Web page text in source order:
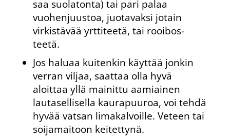
saa suolatonta) tai pari palaa
vuohenjuustoa, juotavaksi jotain
virkistävää yrttiteetä, tai rooibos-
teetä.
Jos haluaa kuitenkin käyttää jonkin
verran viljaa, saattaa olla hyvä
aloittaa yllä mainittu aamiainen
lautasellisella kaurapuuroa, voi tehdä
hyvää vatsan limakalvoille. Veteen tai
soijamaitoon keitettynä.